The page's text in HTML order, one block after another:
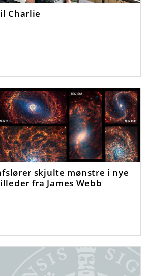
Charlie
skjulte mønstre i nye
fra James Webb